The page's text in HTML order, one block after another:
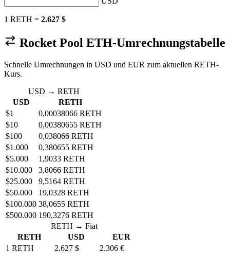
1 RETH = 2.627 $
Rocket Pool ETH-Umrechnungstabelle
Schnelle Umrechnungen in USD und EUR zum aktuellen RETH-
Kurs.
USD → RETH
USD
RETH
$1
0,00038066 RETH
$10
0,00380655 RETH
$100
0,038066 RETH
$1.000
0,380655 RETH
$5.000
1,9033 RETH
$10.000
3,8066 RETH
$25.000
9,5164 RETH
$50.000
19,0328 RETH
$100.000 38,0655 RETH
$500.000 190,3276 RETH
RETH → Fiat
RETH
USD
EUR
1 RETH
2.627 $
2.306 €